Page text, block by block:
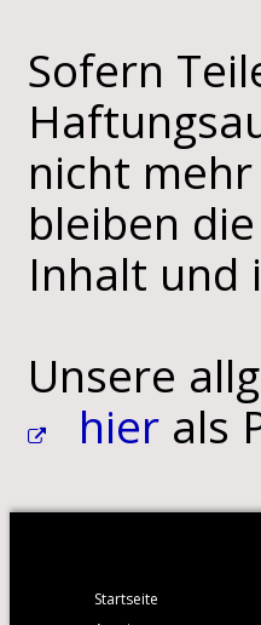
Sofern
nicht
bleiben
Inhalt und
Unsere
hier als
Startseite